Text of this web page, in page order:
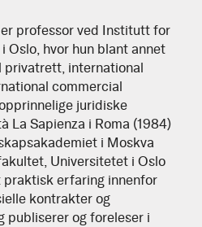
professor ved Institutt for
hvor hun blant annet
privatrett, international
commercial
juridiske
La Sapienza i Roma (1984)
i Moskva
Universitetet i Oslo
praktisk erfaring innenfor
kontrakter og
publiserer og foreleser i